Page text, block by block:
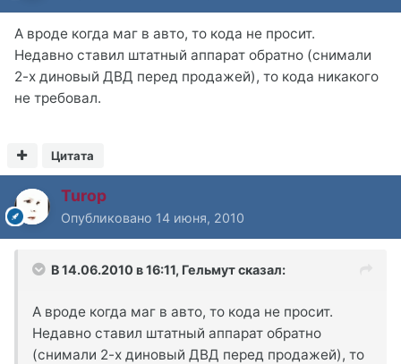
А вроде когда маг в авто, то кода не просит.
Недавно ставил штатный аппарат обратно (снимали
2-х диновый ДВД перед продажей), то кода никакого
не требовал.
Цитата
Turop
Опубликовано 14 июня, 2010
В 14.06.2010 в 16:11, Гельмут сказал:
А вроде когда маг в авто, то кода не просит.
Недавно ставил штатный аппарат обратно
(снимали 2-х диновый ДВД перед продажей), то